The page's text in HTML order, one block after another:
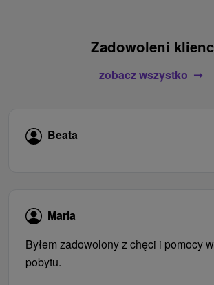
Zadowoleni
zobacz wszystko
Beata
Maria
Byłem zadowolony z chęci i pomocy
pobytu.